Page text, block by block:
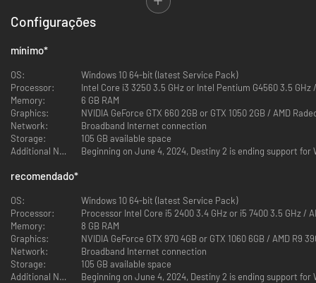
Explore as profundezas da masmorra, Trono Estilhaçado, e ache o ponto
de partida da investida dos Possuídos. Derrote Dûl Incaru, o Retorno
Eterno, recolha recompensas, como o arco exótico Destruidor de
Desejos, e fique a serviço da Luz.
Último Desejo
Derrote o mal no coração da Cidade Onírica. Já se preparou para encarar
a Riven das Mil-Vozes na busca pelo fuzil de fusão exótico Mil Vozes? Uma
das incursões de mais alto nível em Destiny 2 aguarda.
Configurações
mínimo*
OS:
Windows 10 64-bit (latest Service Pack)
Processor:
Intel Core i3 3250 3.5 GHz or Intel Pentium G4560 3.5 GHz
Memory:
6 GB RAM
Graphics:
NVIDIA GeForce GTX 660 2GB or GTX 1050 2GB / AMD
Network:
Broadband Internet connection
Storage:
105 GB available space
Additional Notes:
Beginning on June 4, 2024, Destiny 2 is ending support
recomendado*
OS:
Windows 10 64-bit (latest Service Pack)
Processor:
Processor Intel Core i5 2400 3.4 GHz or i5 7400 3.5 GHz /
Memory:
8 GB RAM
Graphics:
NVIDIA GeForce GTX 970 4GB or GTX 1060 6GB / AMD R9
Network:
Broadband Internet connection
Storage:
105 GB available space
Additional Notes:
Beginning on June 4, 2024, Destiny 2 is ending support